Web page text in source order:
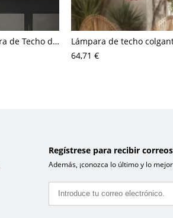
Moderna Lámpara de Techo de Vidrio 1 Luz Luminaria de Techo Ovalada para Cantina
64,71 €
Regístrese para recibir
Además, ¡conozca lo último y lo